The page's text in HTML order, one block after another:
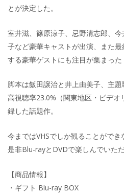
とが決定した。
室井滋、篠原涼子、忌野清志郎、
子など豪華キャストが出演、また
する豪華ゲストにも注目が集まった
脚本は飯田譲治と井上由美子、主
高視聴率23.0%（関東地区・ビデ
録した話題作。
今まではVHSでしか観ることができ
是非Blu-rayとDVDで楽しんでいただ
【商品情報】
・ギフト Blu-ray BOX